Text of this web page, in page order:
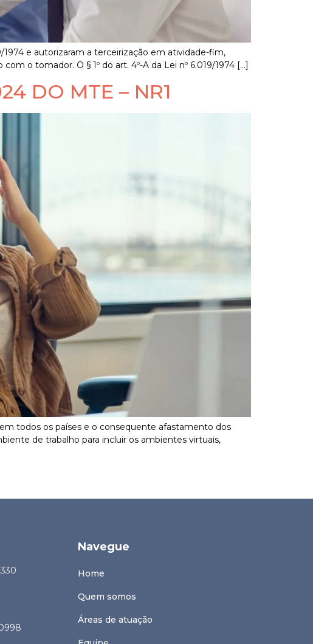
1974 e autorizaram a terceirização em atividade-fim,
o tomador. O § 1º do art. 4º-A da Lei nº 6.019/1974 […]
DO MTE – NR1
todos os países e o consequente afastamento dos
de trabalho para incluir os ambientes virtuais,
Navegue
Home
Quem somos
Áreas de atuação